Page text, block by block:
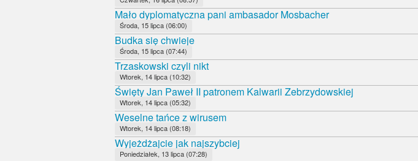
Mało dyplomatyczna pani ambasador Mosbacher
Środa, 15 lipca (06:00)
Budka się chwieje
Środa, 15 lipca (07:44)
Trzaskowski czyli nikt
Wtorek, 14 lipca (10:32)
Święty Jan Paweł II patronem Kalwarii Zebrzydowskiej
Wtorek, 14 lipca (05:32)
Weselne tańce z wirusem
Wtorek, 14 lipca (08:18)
Wyjeżdżajcie jak najszybciej
Poniedziałek, 13 lipca (07:28)